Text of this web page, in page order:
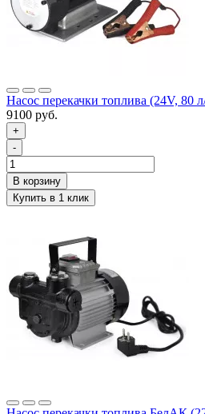
Насос перекачки топлива (24V, 80
9100 руб.
+
-